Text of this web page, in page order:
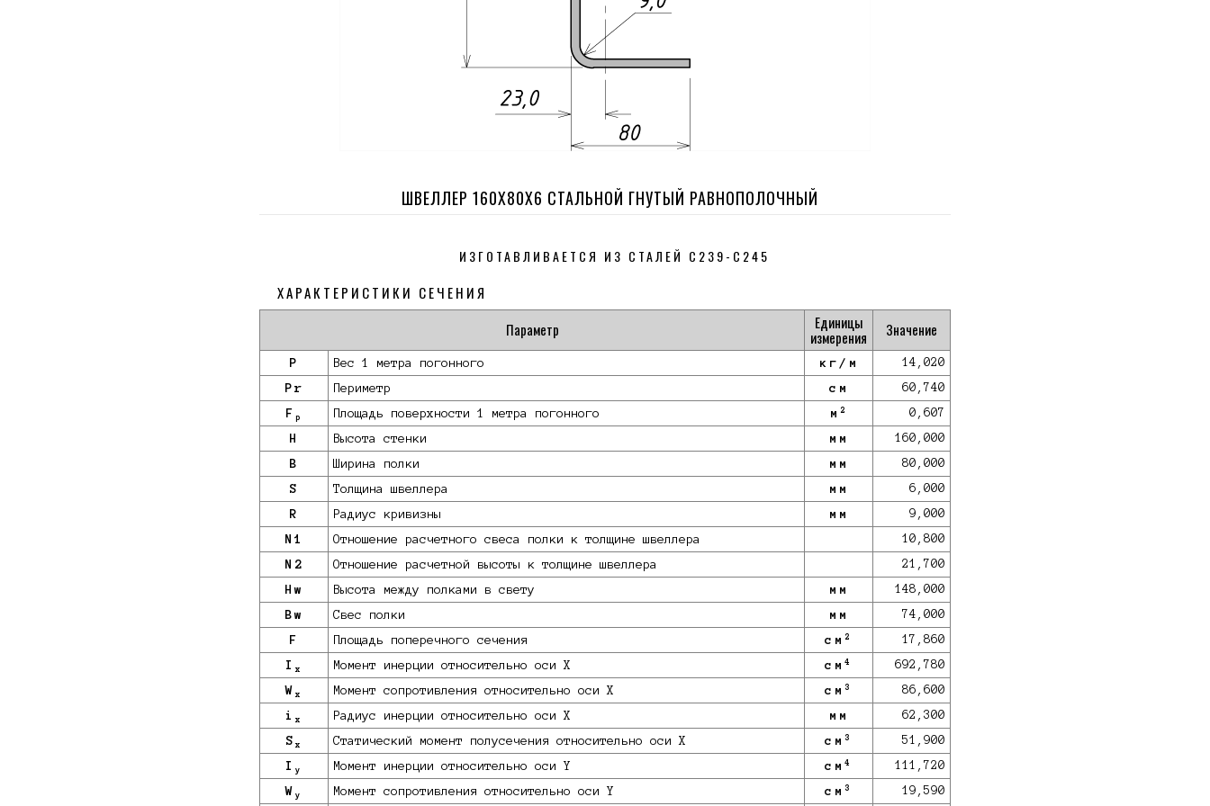
ШВЕЛЛЕР 160Х80Х6 СТАЛЬНОЙ ГНУТЫЙ РАВНОПОЛОЧНЫЙ
ИЗГОТАВЛИВАЕТСЯ ИЗ СТАЛЕЙ С239-С245
ХАРАКТЕРИСТИКИ СЕЧЕНИЯ
Параметр
Единицы
измерения Значение
P Вес 1 метра погонного кг/м 14,020
Pr Периметр см 60,740
F p Площадь поверхности 1 метра погонного м 2 0,607
H Высота стенки мм 160,000
B Ширина полки мм 80,000
S Толщина швеллера мм 6,000
R Радиус кривизны мм 9,000
N1 Отношение расчетного свеса полки к толщине швеллера 10,800
N2 Отношение расчетной высоты к толщине швеллера 21,700
Hw Высота между полками в свету мм 148,000
Bw Свес полки мм 74,000
F Площадь поперечного сечения см 2 17,860
I x Момент инерции относительно оси X см 4 692,780
W x Момент сопротивления относительно оси X см 3 86,600
i x Радиус инерции относительно оси X мм 62,300
S x Статический момент полусечения относительно оси X см 3 51,900
I y Момент инерции относительно оси Y см 4 111,720
W y Момент сопротивления относительно оси Y см 3 19,590